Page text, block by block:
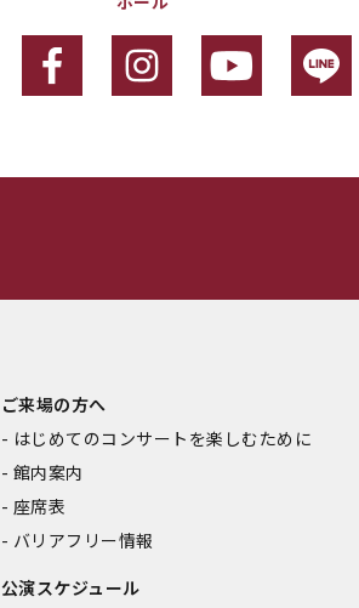
ご来場の方へ
はじめてのコンサートを楽しむために
館内案内
座席表
バリアフリー情報
公演スケジュール